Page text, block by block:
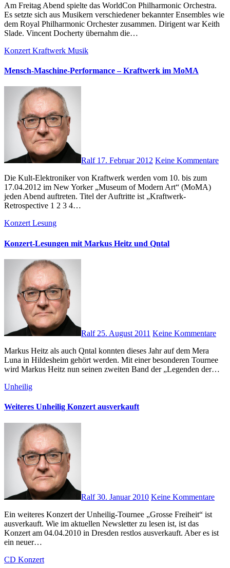
Am Freitag Abend spielte das WorldCon Philharmonic Orchestra.
Es setzte sich aus Musikern verschiedener bekannter Ensembles wie
dem Royal Philharmonic Orchester zusammen. Dirigent war Keith
Slade. Vincent Docherty übernahm die…
Konzert Kraftwerk Musik
Mensch-Maschine-Performance – Kraftwerk im MoMA
Ralf 17. Februar 2012 Keine Kommentare
Die Kult-Elektroniker von Kraftwerk werden vom 10. bis zum
17.04.2012 im New Yorker „Museum of Modern Art“ (MoMA)
jeden Abend auftreten. Titel der Auftritte ist „Kraftwerk-
Retrospective 1 2 3 4…
KonzertLesung
Konzert-Lesungen mit Markus Heitz und Qntal
Ralf 25. August 2011 Keine Kommentare
Markus Heitz als auch Qntal konnten dieses Jahr auf dem Mera
Luna in Hildesheim gehört werden. Mit einer besonderen Tournee
wird Markus Heitz nun seinen zweiten Band der „Legenden der…
Unheilig
Weiteres Unheilig Konzert ausverkauft
Ralf30. Januar 2010 Keine Kommentare
Ein weiteres Konzert der Unheilig-Tournee „Grosse Freiheit“ ist
ausverkauft. Wie im aktuellen Newsletter zu lesen ist, ist das
Konzert am 04.04.2010 in Dresden restlos ausverkauft. Aber es ist
ein neuer…
CD Konzert